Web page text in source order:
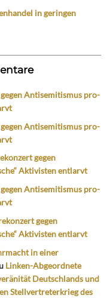
in geringen
Antisemitismus pro-
Antisemitismus pro-
gegen
Aktivisten entlarvt
Antisemitismus pro-
gegen
Aktivisten entlarvt
in einer
Linken-Abgeordnete
Deutschlands und
Stellvertreterkrieg des